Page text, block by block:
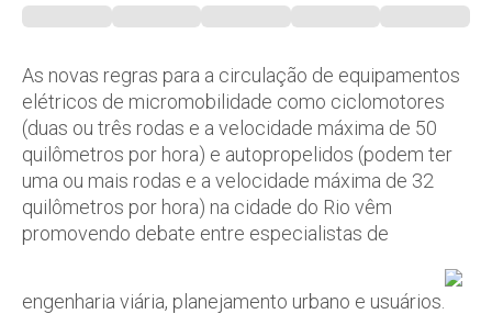
As novas regras para a circulação de equipamentos
elétricos de micromobilidade como ciclomotores
(duas ou três rodas e a velocidade máxima de 50
quilômetros por hora) e autopropelidos (podem ter
uma ou mais rodas e a velocidade máxima de 32
quilômetros por hora) na cidade do Rio vêm
promovendo debate entre especialistas de
engenharia viária, planejamento urbano e usuários.